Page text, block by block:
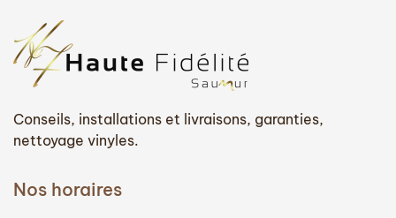
Conseils, installations et livraisons, garanties,
nettoyage vinyles.
Nos horaires